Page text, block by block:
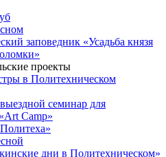
заповедник «Усадьба князя
проекты
в Политехническом
семинар для
Camp»
дни в Политехническом»